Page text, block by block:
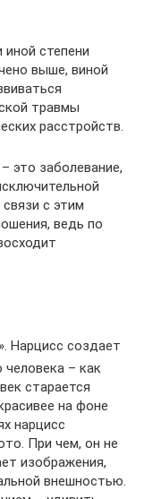
степени
выше, виной
травмы
расстройств.
это заболевание,
с этим
ведь по
Нарцисс создает
человека – как
старается
на фоне
нарцисс
При чем, он не
изображения,
внешностью.